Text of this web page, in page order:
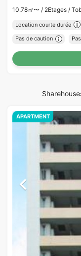
10.78㎡〜 / 2Etages /
Location courte durée
Pas de caution
APARTMENT